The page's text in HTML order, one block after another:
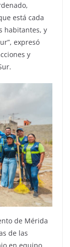
está cada
habitantes, y
expresó
y
de Mérida
de las